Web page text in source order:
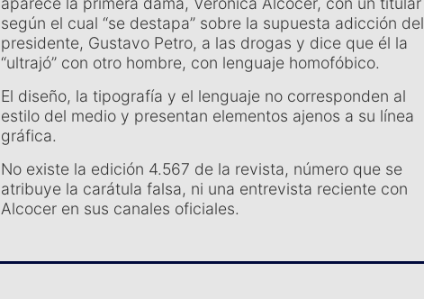
según el cual “se destapa” sobre la supuesta adicción del
presidente, Gustavo Petro, a las drogas y dice que él la
“ultrajó” con otro hombre, con lenguaje homofóbico.
El diseño, la tipografía y el lenguaje no corresponden al
estilo del medio y presentan elementos ajenos a su línea
gráfica.
No existe la edición 4.567 de la revista, número que se
atribuye la carátula falsa, ni una entrevista reciente con
Alcocer en sus canales oficiales.